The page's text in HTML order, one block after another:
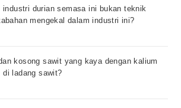
industri durian semasa ini bukan teknik
mengekal dalam industri ini?
kosong sawit yang kaya dengan kalium
di ladang sawit?